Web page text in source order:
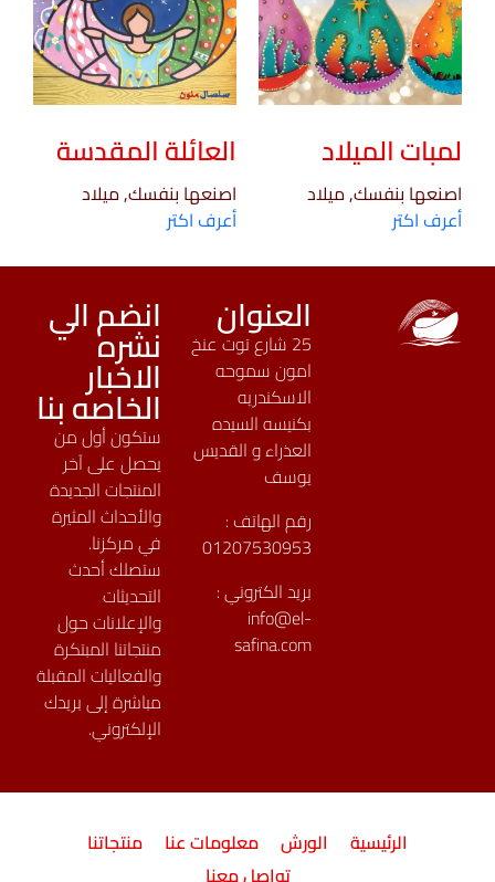
لمبات الميلاد
اصنعها بنفسك, ميلاد
أعرف اكتر
العائلة المقدسة
اصنعها بنفسك, ميلاد
أعرف اكتر
العنوان
25 شارع توت عنخ
امون سموحه
الاسكندريه
بكنيسه السيده
العذراء و القديس
يوسف
رقم الهاتف :
01207530953
بريد الكتروني :
info@el-
safina.com
انضم الي
نشره
الاخبار
الخاصه بنا
ستكون أول من
يحصل على آخر
المنتجات الجديدة
والأحداث المثيرة
في مركزنا.
ستصلك أحدث
التحديثات
والإعلانات حول
منتجاتنا المبتكرة
والفعاليات المقبلة
مباشرة إلى بريدك
الإلكتروني.
الرئيسية الورش معلومات عنا
منتجاتنا
تواصل معنا